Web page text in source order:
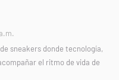
sneakers donde tecnología,
el ritmo de vida de